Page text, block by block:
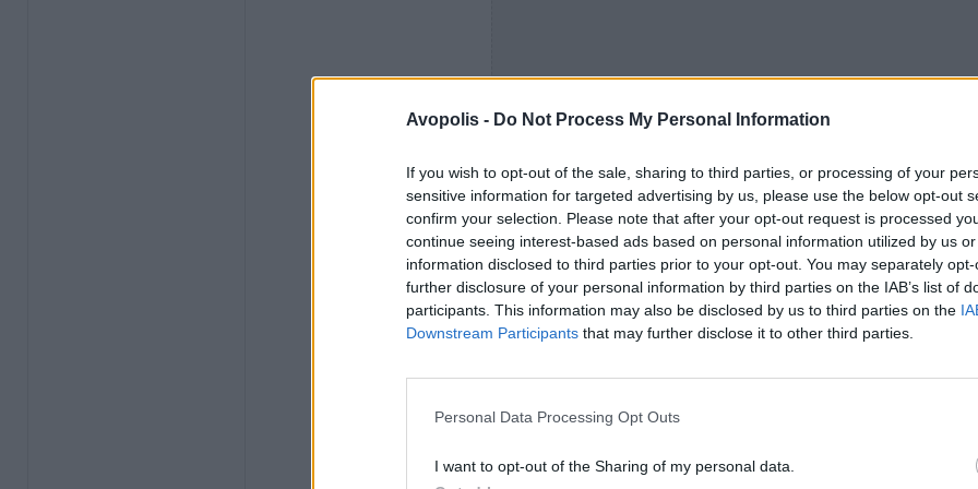
Avopolis - Do Not Process My Personal Information
If you wish to opt-out of the sale, sharing to third parties, or processing of your
sensitive information for targeted advertising by us, please use the below opt-out
confirm your selection. Please note that after your opt-out request is processed
continue seeing interest-based ads based on personal information utilized by us
information disclosed to third parties prior to your opt-out. You may separately
further disclosure of your personal information by third parties on the IAB’s list of
participants. This information may also be disclosed by us to third parties on the
Downstream Participants that may further disclose it to other third parties.
Personal Data Processing Opt Outs
I want to opt-out of the Sharing of my personal data.
Και τα δύο στοιχεία, ως ένα, συνθέτουν
υπαρξιακής αναζήτησης του σύγχρονου
μέσω ρεαλιστικών γυρισμάτων σε
Όπως χαρακτηριστικά σημειώνει ο Κ.
μια ανάγνωση του έργου του Μάνου